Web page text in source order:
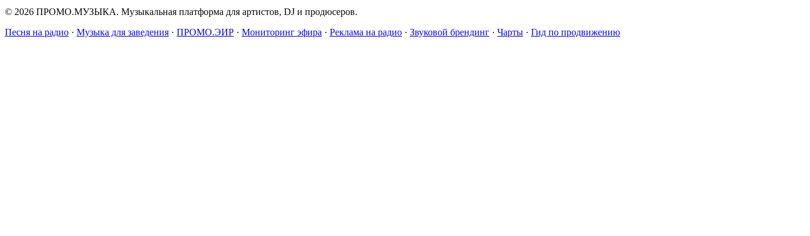
© 2026 ПРОМО.МУЗЫКА. Музыкальная платформа для артистов, DJ и продюсеров.
Песня на радио · Музыка для заведения · ПРОМО.ЭИР · Мониторинг эфира · Реклама на радио · Звуковой брендинг · Чарты · Гид по продвижению